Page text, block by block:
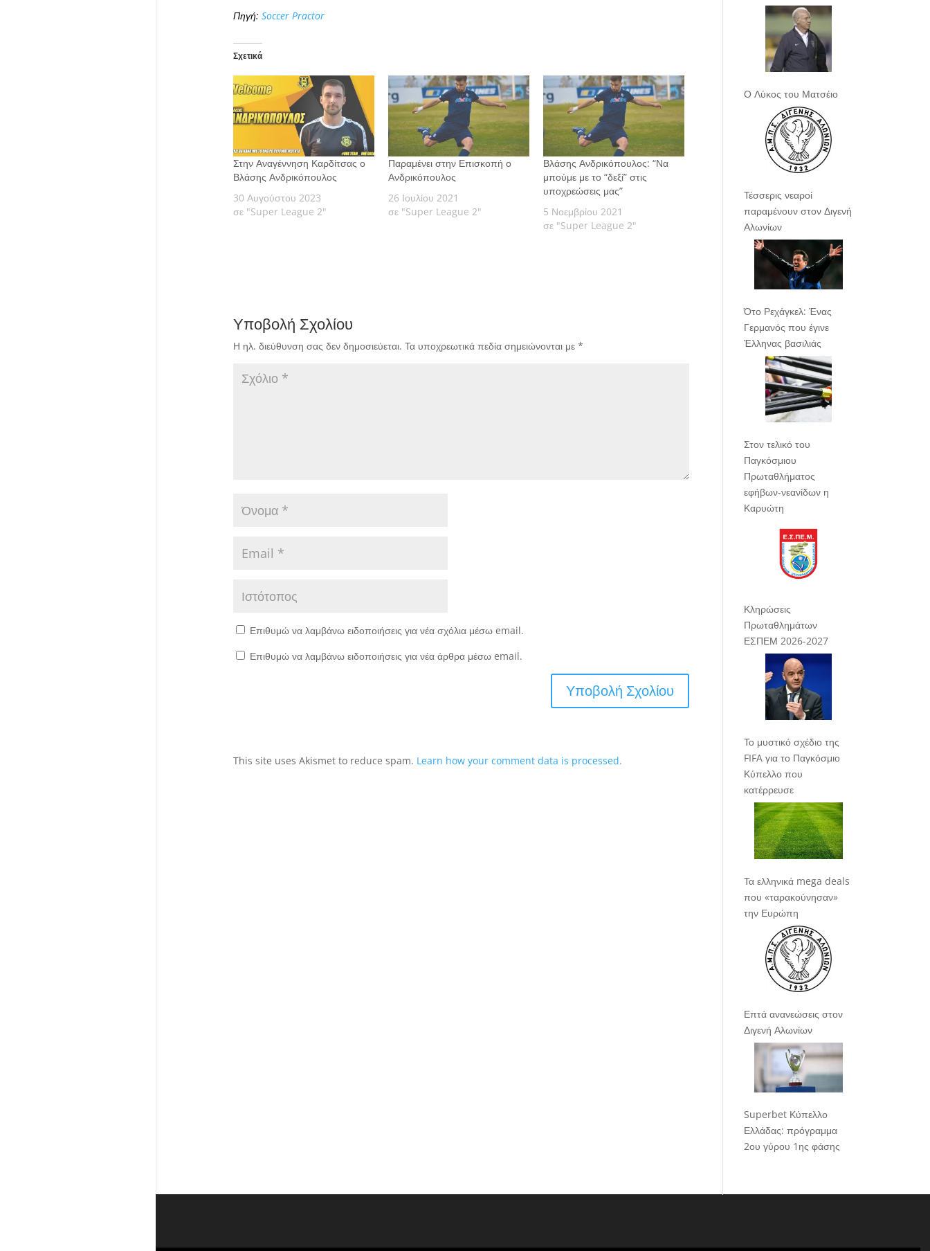
Πηγή: Soccer Practor
Σχετικά
Στην Αναγέννηση Καρδίτσας ο
Βλάσης Ανδρικόπουλος
30 Αυγούστου 2023
σε "Super League 2"
Παραμένει στην Επισκοπή ο
Ανδρικόπουλος
26 Ιουλίου 2021
σε "Super League 2"
Βλάσης Ανδρικόπουλος: “Να
μπούμε με το “δεξί” στις
υποχρεώσεις μας”
5 Νοεμβρίου 2021
σε "Super League 2"
Υποβολή Σχολίου
Η ηλ. διεύθυνση σας δεν δημοσιεύεται. Τα υποχρεωτικά πεδία σημειώνονται με *
Επιθυμώ να λαμβάνω ειδοποιήσεις για νέα σχόλια μέσω email.
Επιθυμώ να λαμβάνω ειδοποιήσεις για νέα άρθρα μέσω email.
This site uses Akismet to reduce spam. Learn how your comment data is processed.
Ο Λύκος του Ματσέιο
Τέσσερις νεαροί
παραμένουν στον Διγενή
Αλωνίων
Ότο Ρεχάγκελ: Ένας
Γερμανός που έγινε
Έλληνας βασιλιάς
Στον τελικό του
Παγκόσμιου
Πρωταθλήματος
εφήβων-νεανίδων η
Καρυώτη
Κληρώσεις
Πρωταθλημάτων
ΕΣΠΕΜ 2026-2027
Το μυστικό σχέδιο της
FIFA για το Παγκόσμιο
Κύπελλο που
κατέρρευσε
Τα ελληνικά mega deals
που «ταρακούνησαν»
την Ευρώπη
Επτά ανανεώσεις στον
Διγενή Αλωνίων
Superbet Κύπελλο
Ελλάδας: πρόγραμμα
2ου γύρου 1ης φάσης